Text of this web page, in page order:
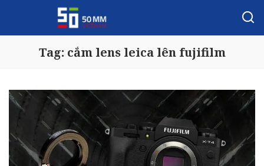
Tag: cắm lens leica lên fujifilm